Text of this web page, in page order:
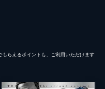
らえるポイントも、ご利⽤いただけます